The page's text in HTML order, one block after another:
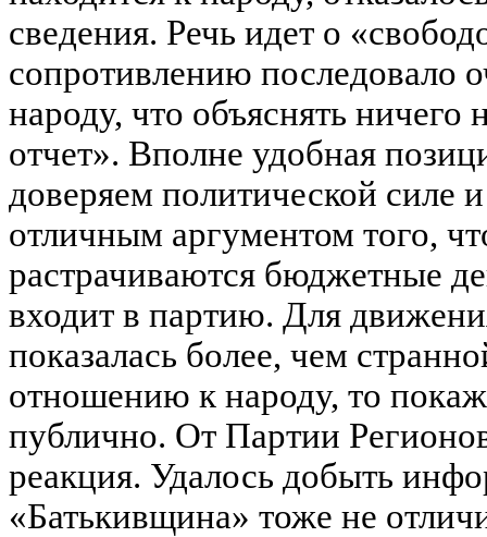
сведения. Речь идет о
сопротивлению последовало
народу, что объяснять
отчет». Вполне удобная
доверяем политической силе
отличным аргументом того,
растрачиваются бюджетные
входит в партию. Для
показалась более, чем
отношению к народу, то
публично. От Партии
реакция. Удалось добыть
«Батькивщина» тоже не